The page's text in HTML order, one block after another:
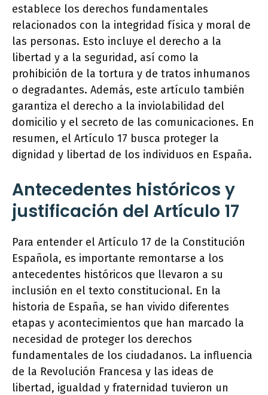
establece los derechos fundamentales
relacionados con la integridad física y moral de
las personas. Esto incluye el derecho a la
libertad y a la seguridad, así como la
prohibición de la tortura y de tratos inhumanos
o degradantes. Además, este artículo también
garantiza el derecho a la inviolabilidad del
domicilio y el secreto de las comunicaciones. En
resumen, el Artículo 17 busca proteger la
dignidad y libertad de los individuos en España.
Antecedentes históricos y
justificación del Artículo 17
Para entender el Artículo 17 de la Constitución
Española, es importante remontarse a los
antecedentes históricos que llevaron a su
inclusión en el texto constitucional. En la
historia de España, se han vivido diferentes
etapas y acontecimientos que han marcado la
necesidad de proteger los derechos
fundamentales de los ciudadanos. La influencia
de la Revolución Francesa y las ideas de
libertad, igualdad y fraternidad tuvieron un